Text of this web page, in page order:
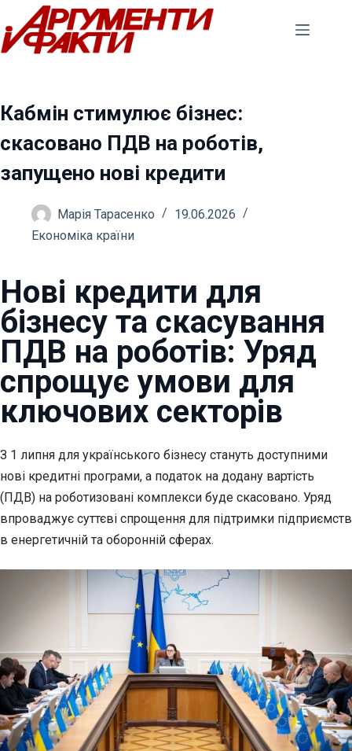
Перейти
до
вмісту
Кабмін стимулює бізнес:
скасовано ПДВ на роботів,
запущено нові кредити
Марія Тарасенко
19.06.2026
Економіка країни
Нові кредити для
бізнесу та скасування
ПДВ на роботів: Уряд
спрощує умови для
ключових секторів
З 1 липня для українського бізнесу стануть доступними
нові кредитні програми, а податок на додану вартість
(ПДВ) на роботизовані комплекси буде скасовано. Уряд
впроваджує суттєві спрощення для підтримки підприємств
в енергетичній та оборонній сферах.